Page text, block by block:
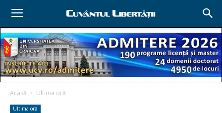
Acasă Ultima oră
Ultima oră